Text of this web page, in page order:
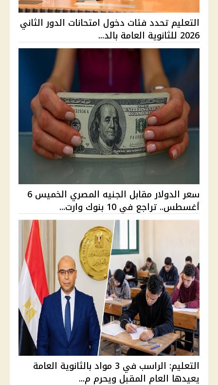
التعليم تحدد فئات دخول امتحانات الدور الثاني
2026 للثانوية العامة بالد...
سعر الدولار مقابل الجنيه المصري الخميس 6
أغسطس.. تراجع في 10 بنوك وارت...
التعليم: الراسب في 3 مواد بالثانوية العامة
يعيدها العام المقبل ويحرم م...